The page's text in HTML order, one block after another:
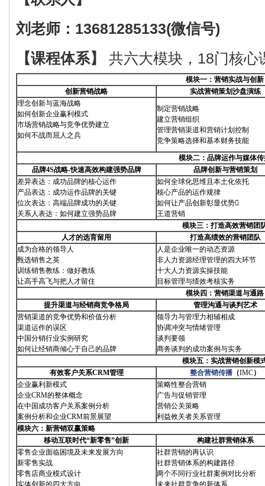
刘老师：13681285133(微信号)
【课程体系】 共六大模块，18门核心
模块一：营销实战与创新
创新营销战略
实战营销策划沙盘演练
理念创新与蓝海战略
如何创新企业赢利模式
市场营销战略与竞争优势建立
如何不战而屈人之兵
制定营销战略
建立营销组织
管理营销渠道和营销计划控制
竞争策略选择和基本财务技能
模块二：品牌运作与媒体
品牌4S战略-快速高效构建强势品牌
品牌创新与营销策划
差异表达：成功品牌的核心运作
产品表达：成功运作品牌的关键
位次表达：高端品牌成功的关键
关系人表达：如何建立强势品牌
如何全球化思维且本土化依托
核心产品的运作规律
如何让产品创新彰显优势
王道营销
模块三：打造高效营销团
人才的选育留用
打造高绩效的营销团队
成为合格的领导人
甄选销售之英
训练销售教练：做好教练
让高手高飞与把人才留住
人是企业唯一的动态资源
非人力资源经理管理的四大环节
十大人力资源实操技能
目标管理与绩效考核实务
模块四：营销渠道与通路
提升渠道与经销商竞争格局
管理沟通与谈判艺术
营销渠道的竞争优势和价值分析
渠道运作的误区
中国分销行业实例研究
如何让经销商倾心于自己的品牌
领导力与管理力相辅相成
协调冲突与情绪管理
谈判要领
商务谈判的成功案例与实务
模块五：实战营销创新模
有效客户关系CRM管理
整合营销传播 （IMC）
企业赢利新模式
企业CRM的整体概念
在中国成功客户关系案例分析
案例分析和企业CRM前景展望
策略性整合营销
广告与促销管理
营销公关策略
利益攸关者关系管理
模块六：新营销双赢策略
移动互联时代“新零售”创新
构建社群营销体系
零售企业面临困境及未来发展方向
新零售实战
零售店商业模式设计
实体创新的四大方向
社群营销的再认识
社群营销体系的构建路径
两个不同行业社群案例对比分析
未来社群竞争的新体系